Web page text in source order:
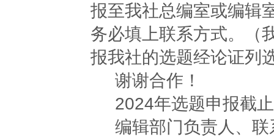
报至我社总编室或编辑
务必填上联系方式。（
报我社的选题经论证列
谢谢合作！
2024年选题申报截
编辑部门负责人、联